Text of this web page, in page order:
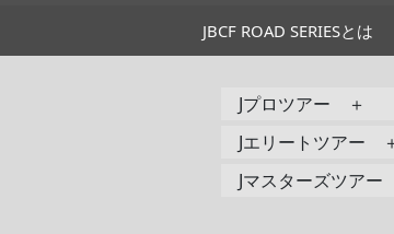
JBCF ROAD SERIESとは
Jプロツアー ＋
Jエリートツアー
Jマスターズツア